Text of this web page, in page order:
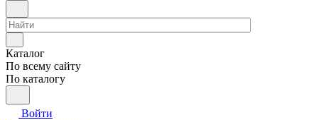
Каталог
По всему сайту
По каталогу
Войти